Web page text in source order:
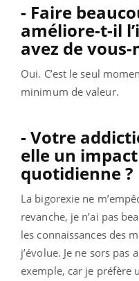
- Faire
améliore-t-il
avez de vous-
Oui. C’est le seul
minimum de valeur.
- Votre
elle un
quotidienne ?
La bigorexie ne
revanche, je n’ai pas
les connaissances des
j’évolue. Je ne sors
exemple, car je préfère